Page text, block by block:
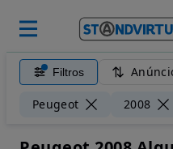
Filtros
Peugeot 2008